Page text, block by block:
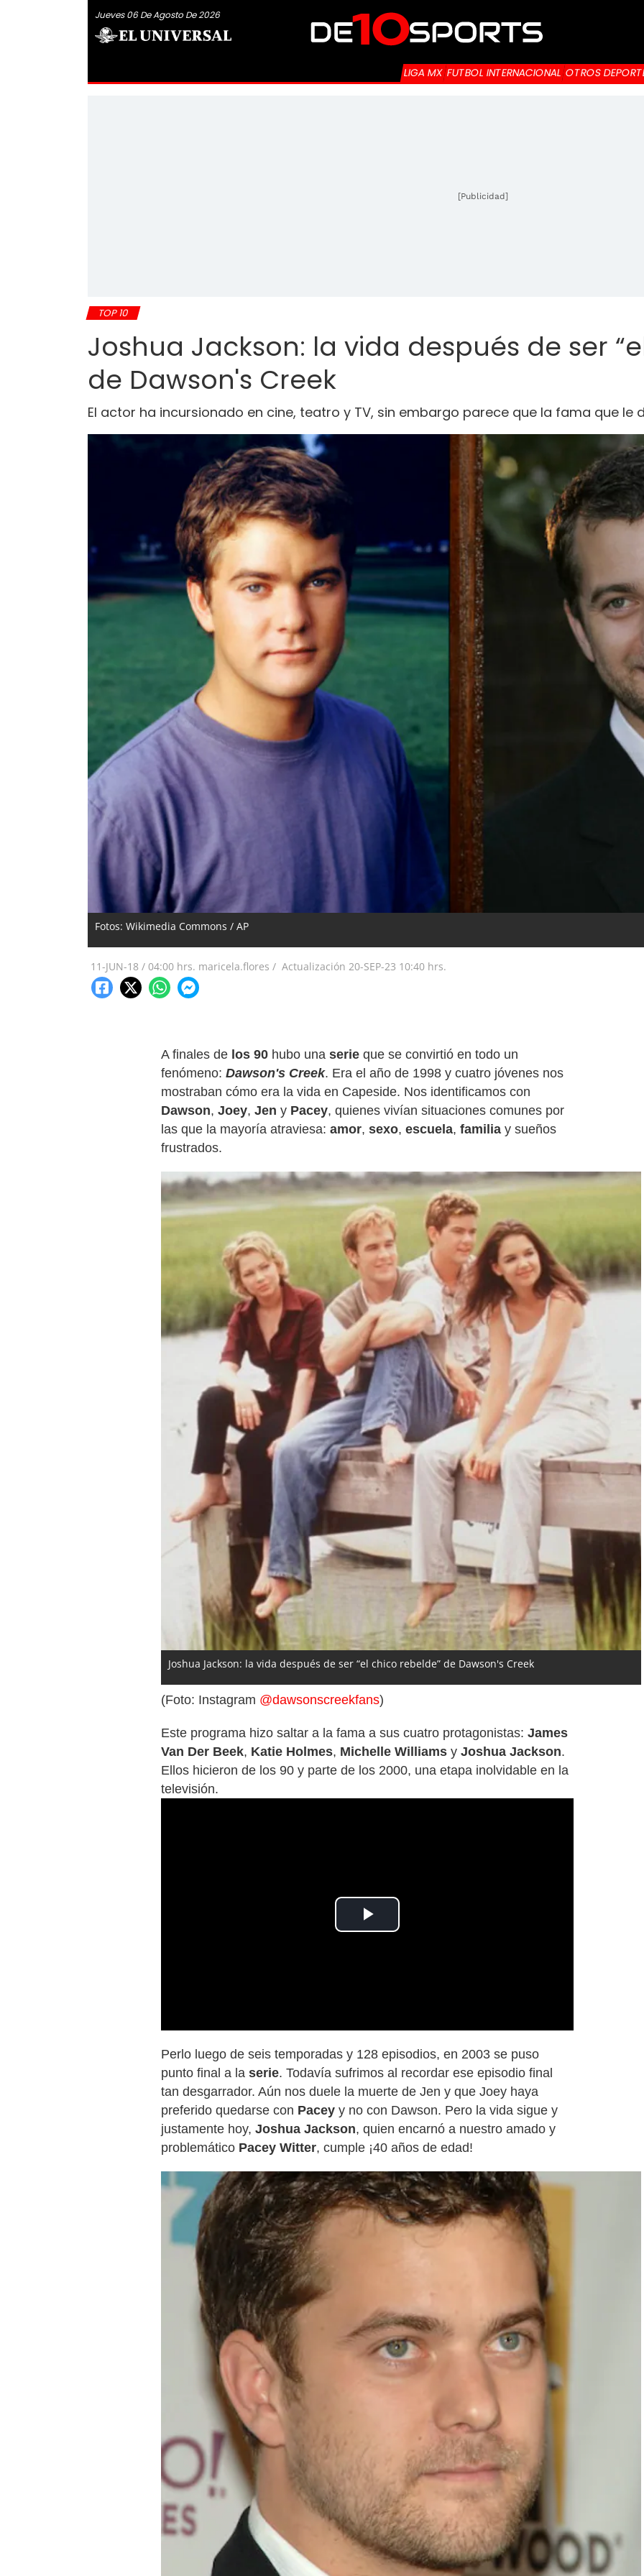
Jueves 06 De Agosto De 2026
LIGA MX FUTBOL INTERNACIONAL OTROS
[Publicidad]
TOP 10
Joshua Jackson: la vida después de ser
de Dawson's Creek
El actor ha incursionado en cine, teatro y TV, sin embargo parece que la fama que le
Fotos: Wikimedia Commons / AP
11-JUN-18 / 04:00 hrs. maricela.flores / Actualización 20-SEP-23 10:40 hrs.
A finales de los 90 hubo una serie que se convirtió en todo un
fenómeno: Dawson's Creek. Era el año de 1998 y cuatro jóvenes nos
mostraban cómo era la vida en Capeside. Nos identificamos con
Dawson, Joey, Jen y Pacey, quienes vivían situaciones comunes por
las que la mayoría atraviesa: amor, sexo, escuela, familia y sueños
frustrados.
Joshua Jackson: la vida después de ser “el chico rebelde” de Dawson's Creek
(Foto: Instagram @dawsonscreekfans)
Este programa hizo saltar a la fama a sus cuatro protagonistas: James
Van Der Beek, Katie Holmes, Michelle Williams y Joshua Jackson.
Ellos hicieron de los 90 y parte de los 2000, una etapa inolvidable en la
televisión.
Play
Perlo luego de seis temporadas y 128 episodios, en 2003 se puso
punto final a la serie. Todavía sufrimos al recordar ese episodio final
tan desgarrador. Aún nos duele la muerte de Jen y que Joey haya
preferido quedarse con Pacey y no con Dawson. Pero la vida sigue y
justamente hoy, Joshua Jackson, quien encarnó a nuestro amado y
problemático Pacey Witter, cumple ¡40 años de edad!